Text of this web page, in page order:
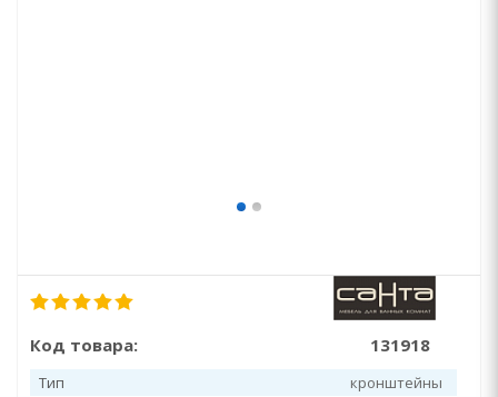
Код товара: 131918
Тип
кронштейны